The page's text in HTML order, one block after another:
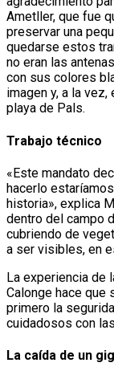
Ametller, que fue
preservar una
quedarse estos
no eran las
con sus colores
imagen y, a la
playa de Pals.
Trabajo técnico
«Este mandato
hacerlo
historia», explica
dentro del campo
cubriendo de
a ser visibles, en
La experiencia de
Calonge hace que
primero la
cuidadosos con
La caída de un